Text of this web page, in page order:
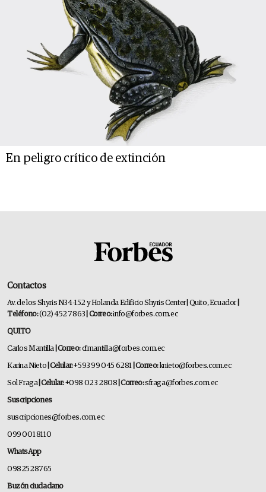
En peligro crítico de extinción
Contactos
Av. de los Shyris N34-152 y Holanda Edificio Shyris Center | Quito, Ecuador
Teléfono:(02) 452 7863 | Correo:info@forbes.com.ec
QUITO
Carlos Mantilla | Correo:cfmantilla@forbes.com.ec
Karina Nieto | Celular:+593 99 045 6281 | Correo:knieto@forbes.com.ec
Sol Fraga| Celular:+098 023 2808 | Correo:sfraga@forbes.com.ec
Suscripciones
suscripciones@forbes.com.ec
099 001 8110
WhatsApp
0982528765
Buzón ciudadano